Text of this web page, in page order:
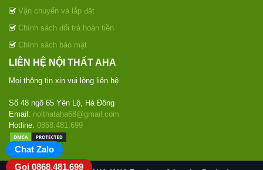
Vận chuyển và lắp đặt
Chính sách đổi trả hoàn tiền
Chính sách bảo mật
LIÊN HỆ NỘI THẤT AHA
Mọi thông tin xin vui lòng liên hệ
Số 48 ngõ 65 Yên Lộ, Hà Đông
Email: noithataha68@gmail.com
Hotline: 0868.481.699
Chat Zalo
Gọi 0868.481.699